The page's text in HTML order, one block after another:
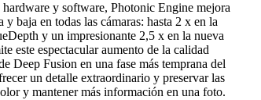
y software, Photonic Engine mejora
baja en todas las cámaras: hasta 2 x en la
y un impresionante 2,5 x en la nueva
este espectacular aumento de la calidad
Deep Fusion en una fase más temprana del
un detalle extraordinario y preservar las
y mantener más información en una foto.